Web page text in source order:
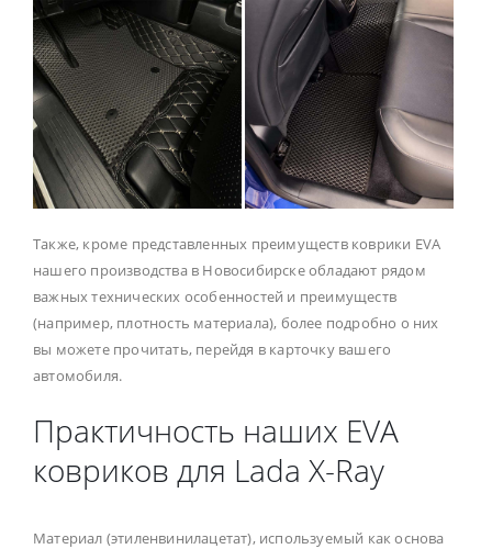
Также, кроме представленных преимуществ коврики EVA
нашего производства в Новосибирске обладают рядом
важных технических особенностей и преимуществ
(например, плотность материала), более подробно о них
вы можете прочитать, перейдя в карточку вашего
автомобиля.
Практичность наших EVA
ковриков для Lada X-Ray
Материал (этиленвинилацетат), используемый как основа